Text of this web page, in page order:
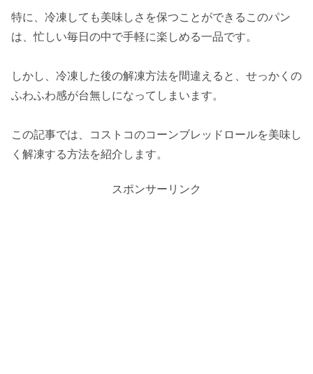
特に、冷凍しても美味しさを保つことができるこのパン
は、忙しい毎日の中で手軽に楽しめる一品です。
しかし、冷凍した後の解凍方法を間違えると、せっかくの
ふわふわ感が台無しになってしまいます。
この記事では、コストコのコーンブレッドロールを美味し
く解凍する方法を紹介します。
スポンサーリンク